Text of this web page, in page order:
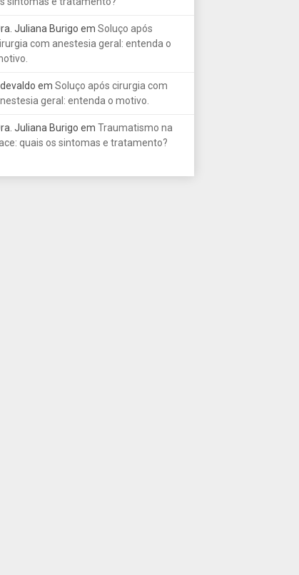
Juliana Burigo em Soluço após
com anestesia geral: entenda o
em Soluço após cirurgia com
geral: entenda o motivo.
Juliana Burigo em Traumatismo na
quais os sintomas e tratamento?